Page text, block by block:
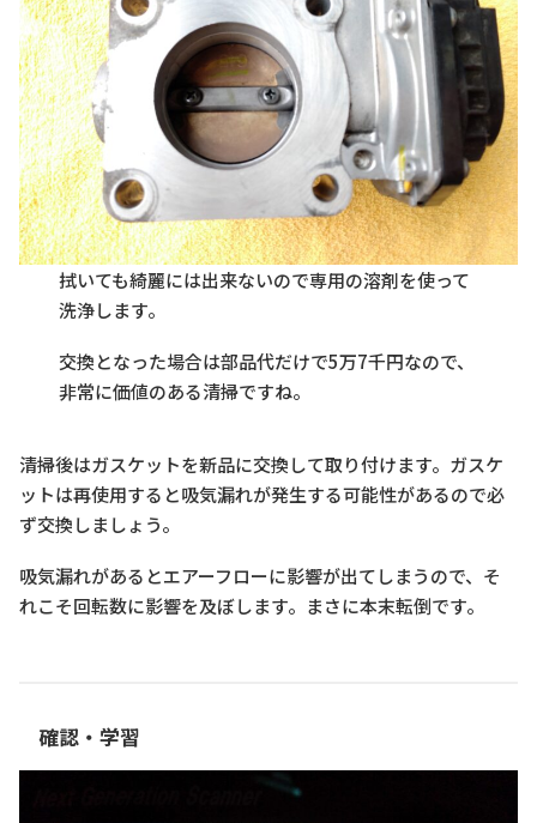
拭いても綺麗には出来ないので専用の溶剤を使って
洗浄します。
交換となった場合は部品代だけで5万7千円なので、
非常に価値のある清掃ですね。
清掃後はガスケットを新品に交換して取り付けます。ガスケ
ットは再使用すると吸気漏れが発生する可能性があるので必
ず交換しましょう。
吸気漏れがあるとエアーフローに影響が出てしまうので、そ
れこそ回転数に影響を及ぼします。まさに本末転倒です。
確認・学習